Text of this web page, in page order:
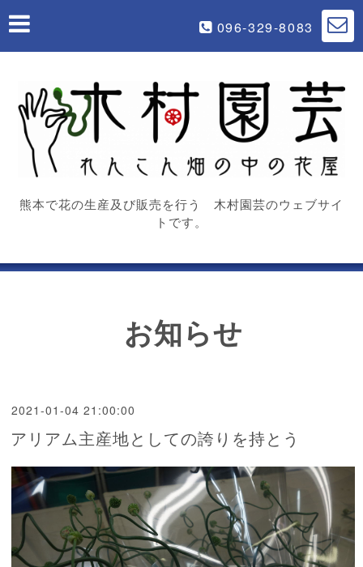
096-329-8083
熊本で花の生産及び販売を行う 木村園芸のウェブサイ
トです。
お知らせ
2021-01-04 21:00:00
アリアム主産地としての誇りを持とう